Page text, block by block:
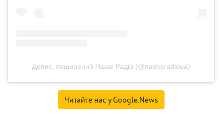
Допис, поширений Наше Радіо (@nasheradioua)
Читайте нас у Google.News